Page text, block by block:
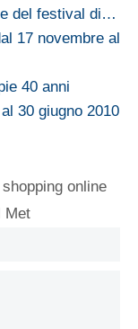
del festival di…
17 novembre al
40 anni
30 giugno 2010
online
Met